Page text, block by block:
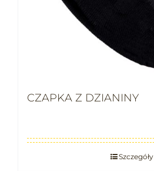
CZAPKA Z DZIANINY
Szczegóły